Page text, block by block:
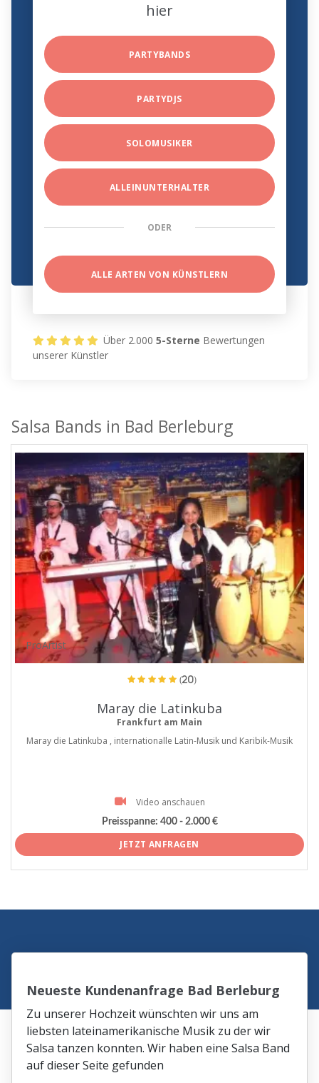
hier
PARTYBANDS
PARTYDJS
SOLOMUSIKER
ALLEINUNTERHALTER
ODER
ALLE ARTEN VON KÜNSTLERN
Über 2.0005-Sterne Bewertungen
unserer Künstler
Salsa Bands in Bad Berleburg
ProArtist
(20)
Maray die Latinkuba
Frankfurt am Main
Maray die Latinkuba , internationalle Latin-Musik und Karibik-Musik
Video anschauen
Preisspanne: 400 - 2.000 €
JETZT ANFRAGEN
Neueste Kundenanfrage Bad Berleburg
Zu unserer Hochzeit wünschten wir uns am
liebsten lateinamerikanische Musik zu der wir
Salsa tanzen konnten. Wir haben eine Salsa Band
auf dieser Seite gefunden